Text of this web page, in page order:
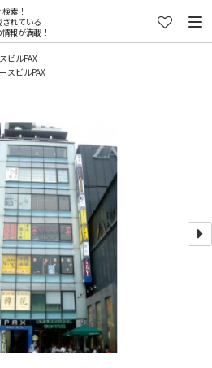
索！
れている
報が満載！
ビルPAX
スビルPAX